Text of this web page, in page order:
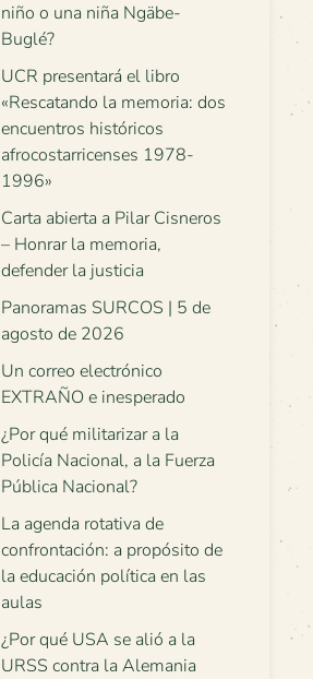
niño o una niña Ngäbe-
Buglé?
UCR presentará el libro
«Rescatando la memoria: dos
encuentros históricos
afrocostarricenses 1978-
1996»
Carta abierta a Pilar Cisneros
– Honrar la memoria,
defender la justicia
Panoramas SURCOS | 5 de
agosto de 2026
Un correo electrónico
EXTRAÑO e inesperado
¿Por qué militarizar a la
Policía Nacional, a la Fuerza
Pública Nacional?
La agenda rotativa de
confrontación: a propósito de
la educación política en las
aulas
¿Por qué USA se alió a la
URSS contra la Alemania